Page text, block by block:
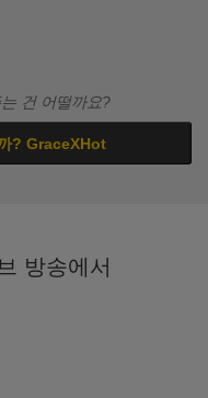
건 어떨까요?
? GraceXHot
방송에서